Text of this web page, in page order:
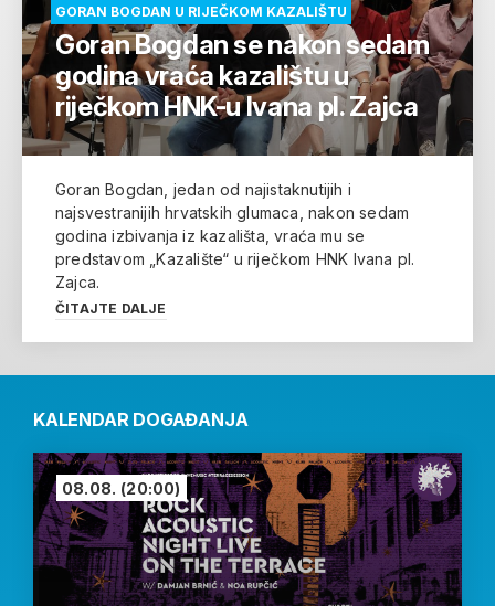
GORAN BOGDAN U RIJEČKOM KAZALIŠTU
Goran Bogdan se nakon sedam
godina vraća kazalištu u
riječkom HNK-u Ivana pl. Zajca
Goran Bogdan, jedan od najistaknutijih i
najsvestranijih hrvatskih glumaca, nakon sedam
godina izbivanja iz kazališta, vraća mu se
predstavom „Kazalište“ u riječkom HNK Ivana pl.
Zajca.
ČITAJTE DALJE
KALENDAR DOGAĐANJA
08.08. (20:00)